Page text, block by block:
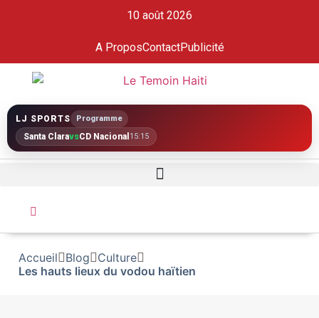
10 août 2026
A ProposContactPublicité
LJ SPORTS Programme
Santa ClaravsCD Nacional 15:15
Accueil Blog
Culture
Les hauts lieux du vodou haïtien